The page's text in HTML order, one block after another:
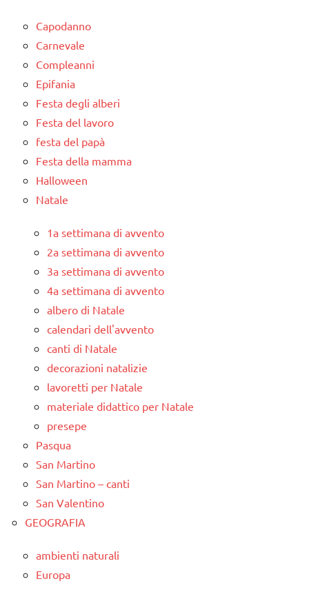
Capodanno
Carnevale
Compleanni
Epifania
Festa degli alberi
Festa del lavoro
festa del papà
Festa della mamma
Halloween
Natale
1a settimana di avvento
2a settimana di avvento
3a settimana di avvento
4a settimana di avvento
albero di Natale
calendari dell'avvento
canti di Natale
decorazioni natalizie
lavoretti per Natale
materiale didattico per Natale
presepe
Pasqua
San Martino
San Martino – canti
San Valentino
GEOGRAFIA
ambienti naturali
Europa